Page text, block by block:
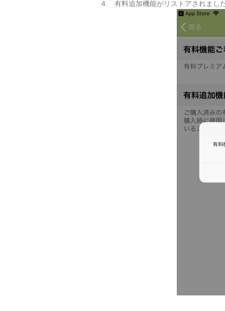
4. 有料追加機能がリストアされまし